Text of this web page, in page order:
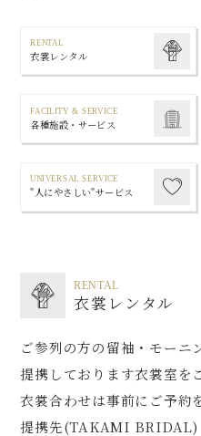
RENTAL
衣裳レンタル
FACILITY & SERVICE
各種施設・サービス
UNIVERSAL SERVICE
"人にやさしい"サービス
RENTAL
衣裳レンタル
ご参列の方の留袖・モーニ
提携しております衣裳室を
衣裳合わせは事前にご予約
提携先(TAKAMI BRIDAL)